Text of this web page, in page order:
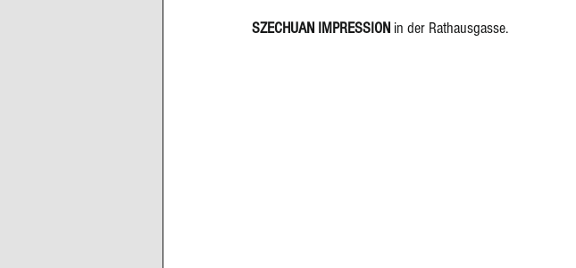
SZECHUAN IMPRESSION in der Rathausgasse.